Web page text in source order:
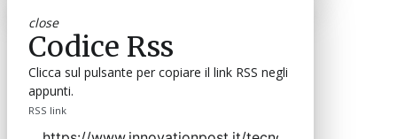
close
Codice Rss
Clicca sul pulsante per copiare il link RSS negli
appunti.
RSS link